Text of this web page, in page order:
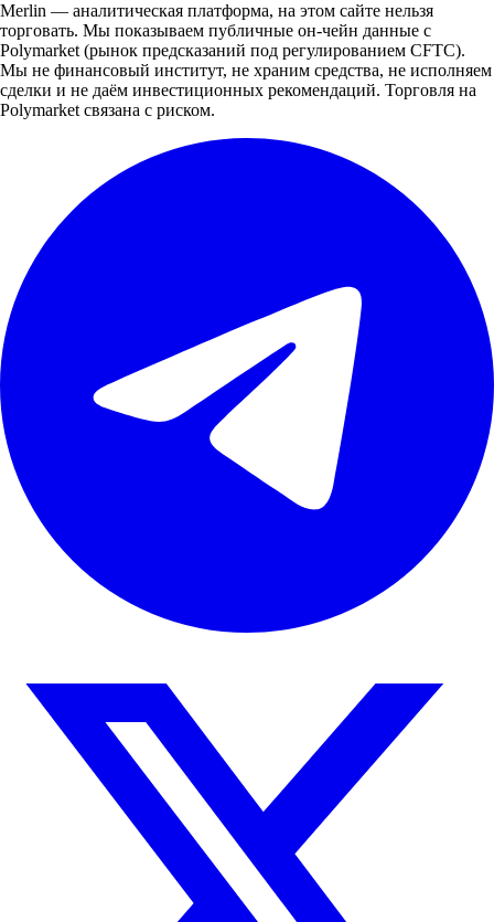
Merlin — аналитическая платформа, на этом сайте нельзя
торговать. Мы показываем публичные он-чейн данные с
Polymarket (рынок предсказаний под регулированием CFTC).
Мы не финансовый институт, не храним средства, не исполняем
сделки и не даём инвестиционных рекомендаций. Торговля на
Polymarket связана с риском.